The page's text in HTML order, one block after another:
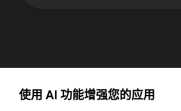
使用 AI 功能增强您的应用